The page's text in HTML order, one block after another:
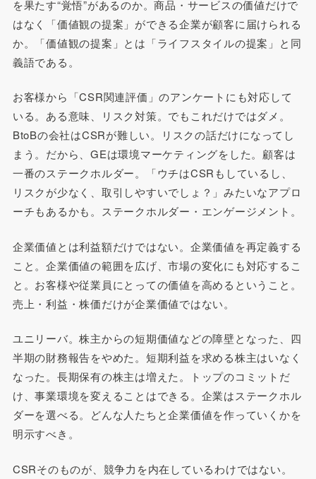
を果たす“覚悟”があるのか。商品・サービスの価値だけで
はなく「価値観の提案」ができる企業が顧客に届けられる
か。「価値観の提案」とは「ライフスタイルの提案」と同
義語である。
お客様から「CSR関連評価」のアンケートにも対応して
いる。ある意味、リスク対策。でもこれだけではダメ。
BtoBの会社はCSRが難しい。リスクの話だけになってし
まう。だから、GEは環境マーケティングをした。顧客は
一番のステークホルダー。「ウチはCSRもしているし、
リスクが少なく、取引しやすいでしょ？」みたいなアプロ
ーチもあるかも。ステークホルダー・エンゲージメント。
企業価値とは利益額だけではない。企業価値を再定義する
こと。企業価値の範囲を広げ、市場の変化にも対応するこ
と。お客様や従業員にとっての価値を高めるということ。
売上・利益・株価だけが企業価値ではない。
ユニリーバ。株主からの短期価値などの障壁となった、四
半期の財務報告をやめた。短期利益を求める株主はいなく
なった。長期保有の株主は増えた。トップのコミットだ
け、事業環境を変えることはできる。企業はステークホル
ダーを選べる。どんな人たちと企業価値を作っていくかを
明示すべき。
CSRそのものが、競争力を内在しているわけではない。